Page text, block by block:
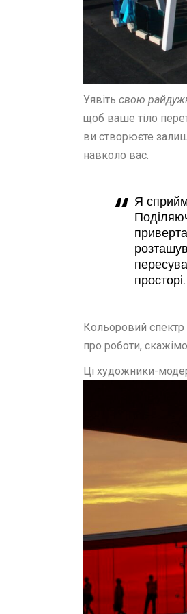
Уявіть свою
щоб ваше тіло
ви створюєте
навколо вас.
Я
просторі.
Кольоровий спектр
про роботи,
Ці художники-